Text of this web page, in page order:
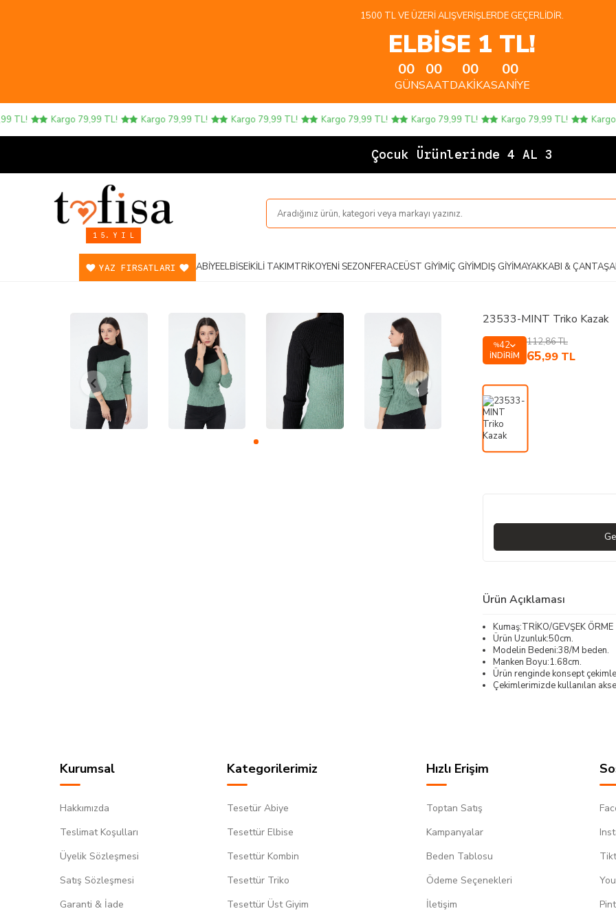
1500 TL VE ÜZERI ALIŞVERIŞLERDE GEÇERLIDIR.
ELBİSE 1 TL!
00
GÜN
00
SAAT
00
DAKIKA
00
SANIYE
TL! Kargo 79,99 TL! Kargo 79,99 TL! Kargo 79,99 TL! Kargo 79,99 TL! Kargo 79,99 TL! Kargo 79,99 TL! Kargo
Çocuk Ürünlerinde 4 AL 3 ÖDE
1 5. Y I L
YAZ FIRSATLARI ABIYEELBISEİKILI TAKIMTRIKOYENI SEZONFERACEÜST GIYIMİÇ GIYIMDIŞ GIYIMAYAKKABI & ÇANTA
23533-MINT Triko Kazak
%42
İNDIRIM
112,86TL
65,99 TL
Ürün Açıklaması
Kumaş:TRİKO/GEVŞEK ÖRME
Ürün Uzunluk:50cm.
Modelin Bedeni:38/M beden.
Manken Boyu:1.68cm.
Ürün renginde konsept
Çekimlerimizde kullanılan
Kurumsal
Hakkımızda
Teslimat Koşulları
Üyelik Sözleşmesi
Satış Sözleşmesi
Garanti & İade
Kategorilerimiz
Tesetür Abiye
Tesettür Elbise
Tesettür Kombin
Tesettür Triko
Tesettür Üst Giyim
Hızlı Erişim
Toptan Satış
Kampanyalar
Beden Tablosu
Ödeme Seçenekleri
İletişim